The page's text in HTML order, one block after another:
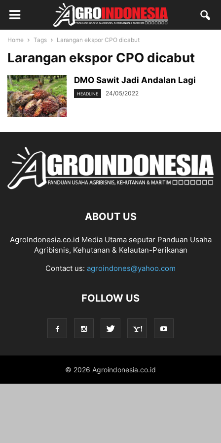
Home Tags Larangan ekspor CPO dicabut
Larangan ekspor CPO dicabut
DMO Sawit Jadi Andalan Lagi
HEADLINE 24/05/2022
ABOUT US
AgroIndonesia.co.id Media Utama seputar Panduan Usaha
Agribisnis, Kehutanan & Kelautan-Perikanan
Contact us: agroindones@yahoo.com
FOLLOW US
© 2026 Agroindonesia.co.id